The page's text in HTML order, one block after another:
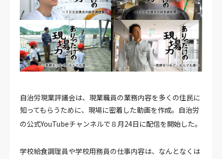
自治労現業評議会は、現業職員の業務内容を多くの住民に
知ってもらうために、現場に密着した動画を作成。自治労
の公式YouTubeチャンネルで８月24日に配信を開始した。
学校給食調理員や学校用務員の仕事内容は、なんとなくは